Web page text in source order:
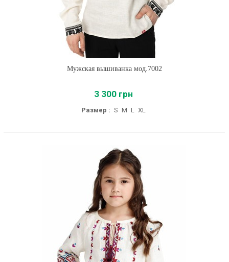
Мужская вышиванка мод.7002
3 300 грн
Размер : S M L XL